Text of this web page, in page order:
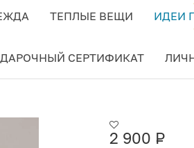
ТЕПЛЫЕ ВЕЩИ ИДЕИ
СЕРТИФИКАТ
2 900 Р